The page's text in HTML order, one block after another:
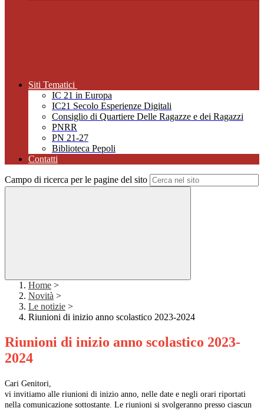
Siti Tematici
IC 21 in Europa
IC21 Secolo Esperienze Digitali
Consiglio di Quartiere Delle Ragazze e dei Ragazzi
PNRR
PN 21-27
Biblioteca Pepoli
Contatti
Campo di ricerca per le pagine del sito
Home >
Novità >
Le notizie >
Riunioni di inizio anno scolastico 2023-2024
Riunioni di inizio anno scolastico 2023-
2024
Cari Genitori,
vi invitiamo alle riunioni di inizio anno, nelle date e negli orari riportati
nella comunicazione sottostante. Le riunioni si svolgeranno presso ciascun